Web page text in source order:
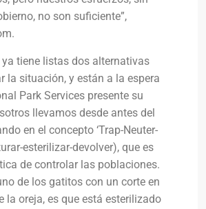
no son suficiente”,
ya tiene listas dos alternativas
la situación, y están a la espera
Park Services presente su
llevamos desde antes del
en el concepto ‘Trap-Neuter-
esterilizar-devolver), que es
de controlar las poblaciones.
de los gatitos con un corte en
la oreja, es que está esterilizado